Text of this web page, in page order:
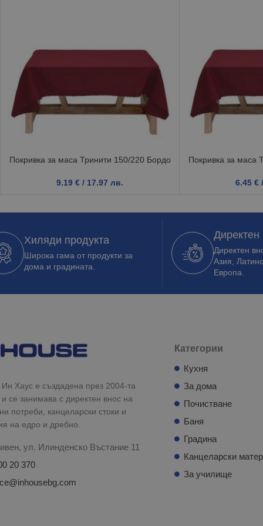
Покривка за маса Тринити 150/220 Бордо
9.19 € / 17.97 лв.
Покривка за маса
6.45 €
Хиляди продукта
Широка гама от продукти за
дома и градината.
Директен
Директен
Азия,
Европа.
Хаус е създадена през 2004-та
и се занимава с директен внос на
потреби, канцеларски стоки и
на едро и дребно.
ул. Илинденско Въстание 11
20 370
Категории
Кухня
За дома
Почистване
Баня
Градина
Канцеларски
За училище